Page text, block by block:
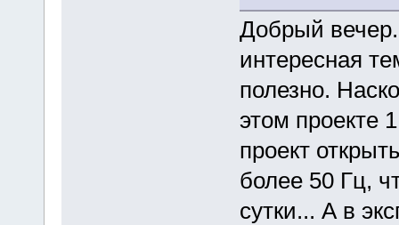
Добрый
интересная
полезно.
этом проекте
проект
более 50 Гц,
сутки... А в